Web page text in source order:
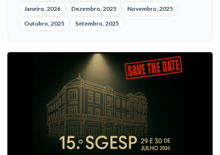
Janeiro, 2026
Dezembro, 2025
Novembro, 2025
Outubro, 2025
Setembro, 2025